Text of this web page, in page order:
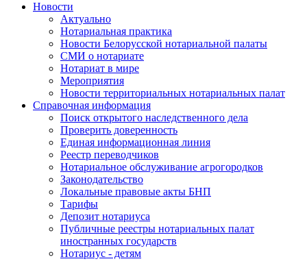
Новости
Актуально
Нотариальная практика
Новости Белорусской нотариальной палаты
СМИ о нотариате
Нотариат в мире
Мероприятия
Новости территориальных нотариальных палат
Справочная информация
Поиск открытого наследственного дела
Проверить доверенность
Единая информационная линия
Реестр переводчиков
Нотариальное обслуживание агрогородков
Законодательство
Локальные правовые акты БНП
Тарифы
Депозит нотариуса
Публичные реестры нотариальных палат
иностранных государств
Нотариус - детям